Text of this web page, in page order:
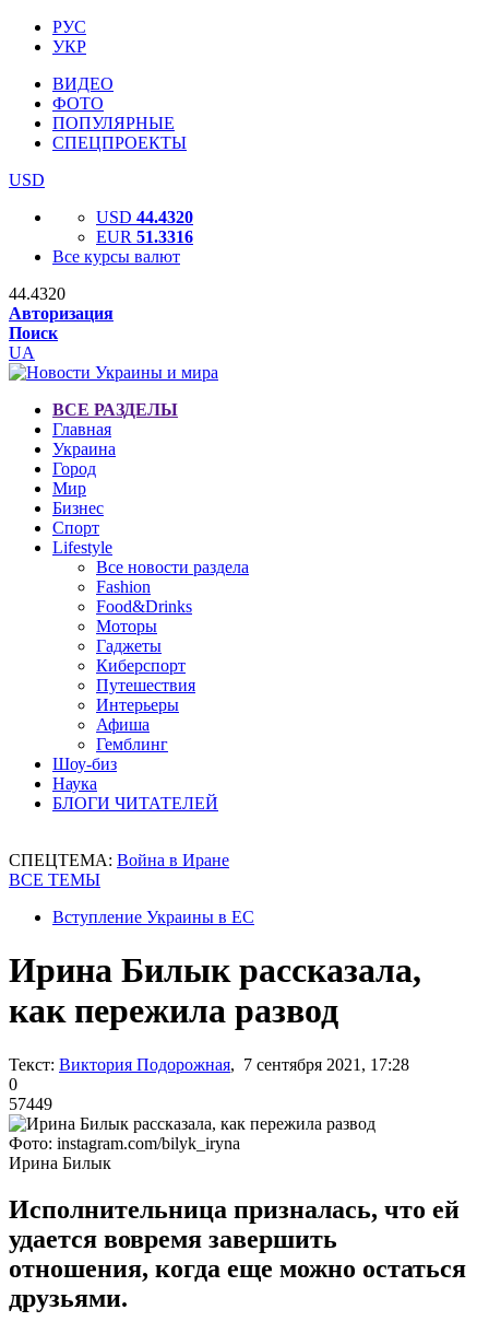
РУС
УКР
ВИДЕО
ФОТО
ПОПУЛЯРНЫЕ
СПЕЦПРОЕКТЫ
USD
USD 44.4320
EUR 51.3316
Все курсы валют
44.4320
Авторизация
Поиск
UA
ВСЕ РАЗДЕЛЫ
Главная
Украина
Город
Мир
Бизнес
Спорт
Lifestyle
Все новости раздела
Fashion
Food&Drinks
Моторы
Гаджеты
Киберспорт
Путешествия
Интерьеры
Афиша
Гемблинг
Шоу-биз
Наука
БЛОГИ ЧИТАТЕЛЕЙ
СПЕЦТЕМА: Война в Иране
ВСЕ ТЕМЫ
Вступление Украины в ЕС
Ирина Билык рассказала,
как пережила развод
Текст: Виктория Подорожная, 7 сентября 2021, 17:28
0
57449
Фото: instagram.com/bilyk_iryna
Ирина Билык
Исполнительница призналась, что ей
удается вовремя завершить
отношения, когда еще можно остаться
друзьями.